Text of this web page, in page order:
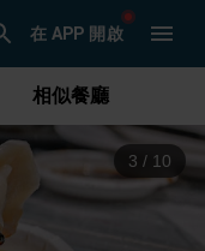
在 APP 開啟
相似餐廳
3 / 10